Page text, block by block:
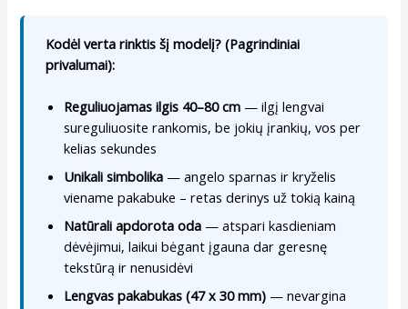
Kodėl verta rinktis šį modelį? (Pagrindiniai
privalumai):
Reguliuojamas ilgis 40–80 cm — ilgį lengvai
sureguliuosite rankomis, be jokių įrankių, vos per
kelias sekundes
Unikali simbolika — angelo sparnas ir kryželis
viename pakabuke – retas derinys už tokią kainą
Natūrali apdorota oda — atspari kasdieniam
dėvėjimui, laikui bėgant įgauna dar geresnę
tekstūrą ir nenusidėvi
Lengvas pakabukas (47 x 30 mm) — nevargina